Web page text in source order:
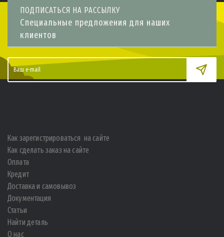
ПОДПИСАТЬСЯ НА РАССЫЛКУ
Специальные предложения для наших
клиентов
Как зарегистрироваться на сайте
Как сделать заказ на сайте
Оплата
Кредит
Доставка и самовывоз
Документация
Статьи
Найти деталь
О нас